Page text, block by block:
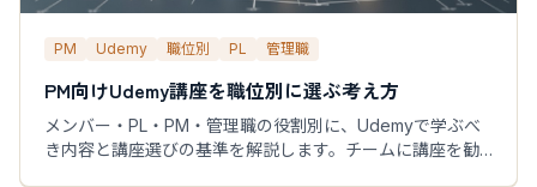
PM Udemy 職位別 PL 管理職
PM向けUdemy講座を職位別に選ぶ考え方
メンバー・PL・PM・管理職の役割別に、Udemyで学ぶべ
き内容と講座選びの基準を解説します。チームに講座を勧